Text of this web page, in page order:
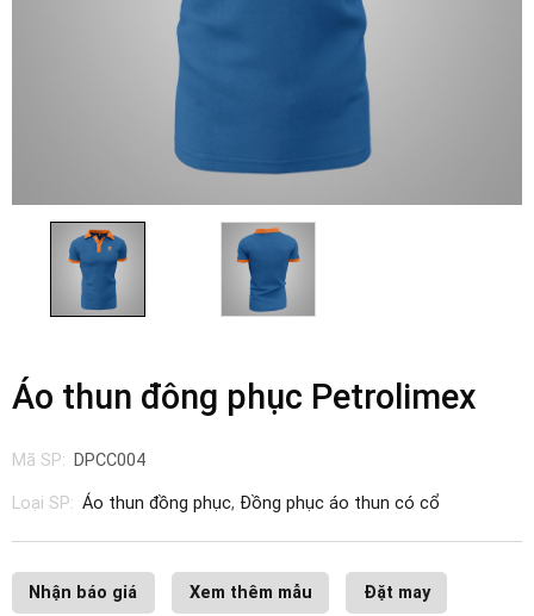
Áo thun đông phục Petrolimex
Mã SP: DPCC004
Loại SP: Áo thun đồng phục, Đồng phục áo thun có cổ
Nhận báo giá Xem thêm mẫu Đặt may